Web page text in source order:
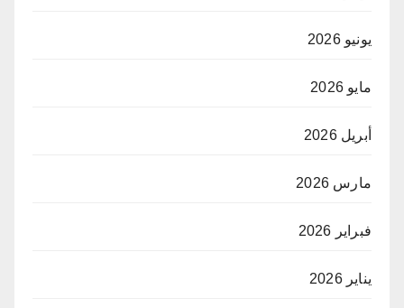
يونيو 2026
مايو 2026
أبريل 2026
مارس 2026
فبراير 2026
يناير 2026